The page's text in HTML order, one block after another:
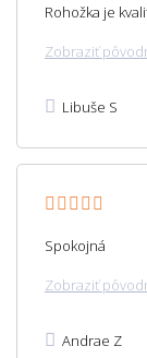
Rohožka je
Zobraziť
Libuše S
Spokojná
Zobraziť
Andrae Z